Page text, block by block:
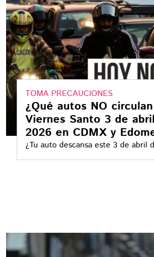
TOMA PRECAUCIONES
¿Qué autos NO
Viernes Santo 3 de
2026 en CDMX y
¿Tu auto descansa este 3 de abril
Estos vehículos no pueden